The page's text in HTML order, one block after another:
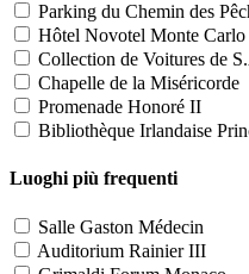
Parking du Chemin des
Hôtel Novotel Monte Carlo
Collection de Voitures de
Chapelle de la Miséricorde
Promenade Honoré II
Bibliothèque Irlandaise
Luoghi più frequenti
Salle Gaston Médecin
Auditorium Rainier III